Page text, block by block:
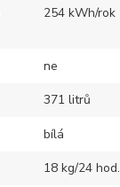
254 kWh/rok
ne
371 litrů
bílá
18 kg/24 hod.